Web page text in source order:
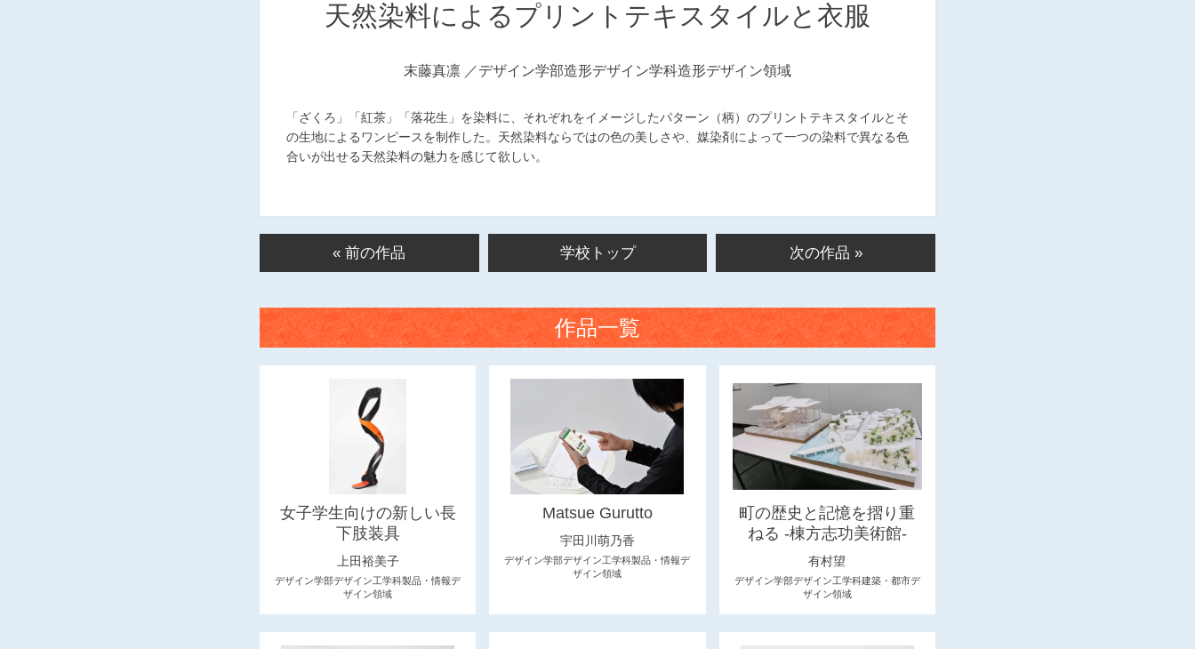
天然染料によるプリントテキスタイルと衣服
末藤真凛 デザイン学部造形デザイン学科造形デザイン領域
「ざくろ」「紅茶」「落花生」を染料に、それぞれをイメージしたパターン（柄）のプリントテキスタイルとそ
の生地によるワンピースを制作した。天然染料ならではの色の美しさや、媒染剤によって一つの染料で異なる色
合いが出せる天然染料の魅力を感じて欲しい。
« 前の作品 学校トップ 次の作品 »
作品一覧
女子学生向けの新しい長
下肢装具
上田裕美子
デザイン学部デザイン工学科製品・情報デ
ザイン領域
Matsue Gurutto
宇田川萌乃香
デザイン学部デザイン工学科製品・情報デ
ザイン領域
町の歴史と記憶を摺り重
ねる -棟方志功美術館-
有村望
デザイン学部デザイン工学科建築・都市デ
ザイン領域